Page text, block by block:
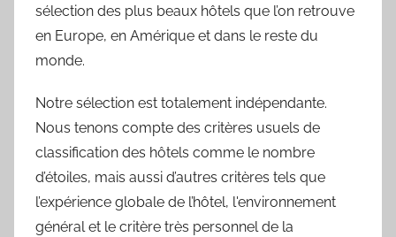
sélection des plus beaux hôtels que l’on retrouve
en Europe, en Amérique et dans le reste du
monde.
Notre sélection est totalement indépendante.
Nous tenons compte des critères usuels de
classification des hôtels comme le nombre
d’étoiles, mais aussi d’autres critères tels que
l’expérience globale de l’hôtel, l'environnement
général et le critère très personnel de la